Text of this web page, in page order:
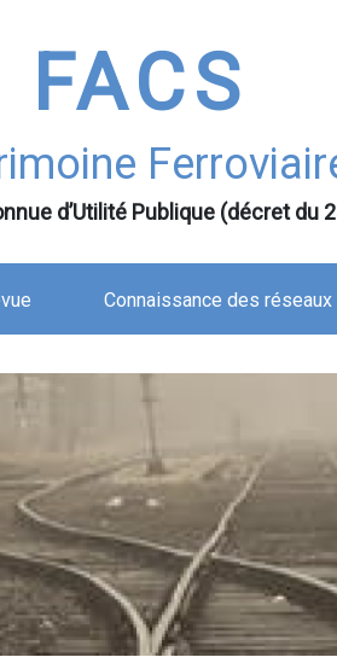
FACS
d’Utilité Publique (décret du
Connaissance des réseaux